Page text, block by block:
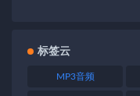
标签云
MP3音频